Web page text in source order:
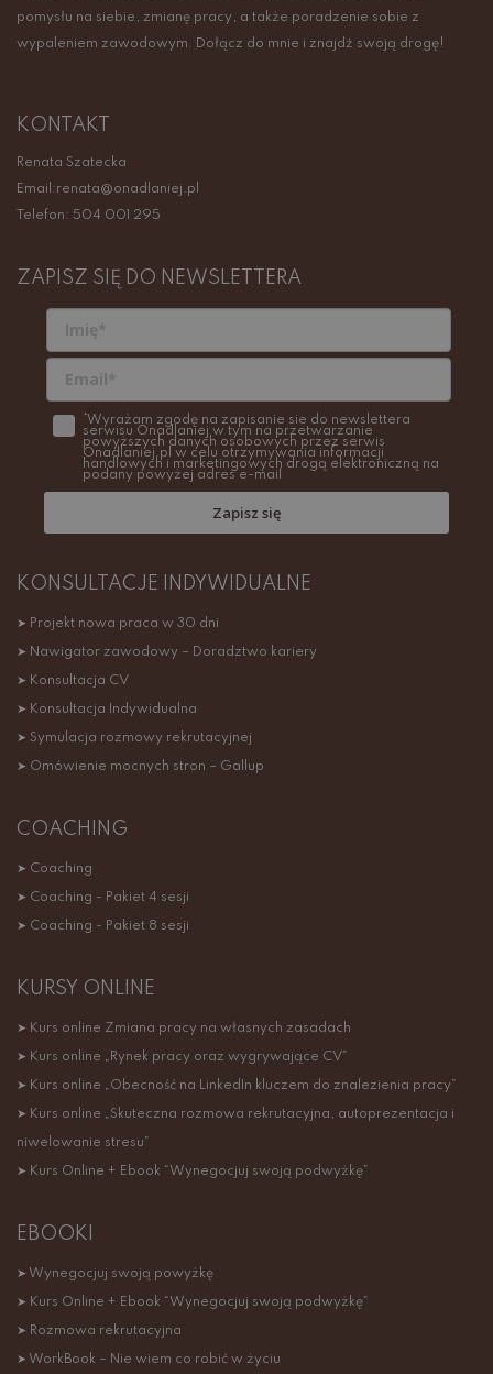
pomysłu na siebie, zmianę pracy, a także poradzenie sobie z
wypaleniem zawodowym. Dołącz do mnie i znajdź swoją drogę!
KONTAKT
Renata Szatecka
Email:renata@onadlaniej.pl
Telefon: 504 001 295
ZAPISZ SIĘ DO NEWSLETTERA
*Wyrażam zgodę na zapisanie sie do newslettera
serwisu Onadlaniej w tym na przetwarzanie
powyższych danych osobowych przez serwis
Onadlaniej.pl w celu otrzymywania informacji
handlowych i marketingowych drogą elektroniczną na
podany powyżej adres e-mail
Zapisz się
KONSULTACJE INDYWIDUALNE
➤ Projekt nowa praca w 30 dni
➤ Nawigator zawodowy – Doradztwo kariery
➤ Konsultacja CV
➤ Konsultacja Indywidualna
➤ Symulacja rozmowy rekrutacyjnej
➤ Omówienie mocnych stron – Gallup
COACHING
➤ Coaching
➤ Coaching - Pakiet 4 sesji
➤ Coaching - Pakiet 8 sesji
KURSY ONLINE
➤ Kurs online Zmiana pracy na własnych zasadach
➤ Kurs online „Rynek pracy oraz wygrywające CV”
➤ Kurs online „Obecność na LinkedIn kluczem do znalezienia pracy”
➤ Kurs online „Skuteczna rozmowa rekrutacyjna, autoprezentacja i
niwelowanie stresu”
➤ Kurs Online + Ebook “Wynegocjuj swoją podwyżkę”
EBOOKI
➤ Wynegocjuj swoją powyżkę
➤ Kurs Online + Ebook “Wynegocjuj swoją podwyżkę”
➤ Rozmowa rekrutacyjna
➤ WorkBook – Nie wiem co robić w życiu